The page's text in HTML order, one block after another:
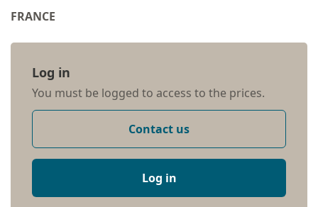
FRANCE
Log in
You must be logged to access to the prices.
Contact us
Log in